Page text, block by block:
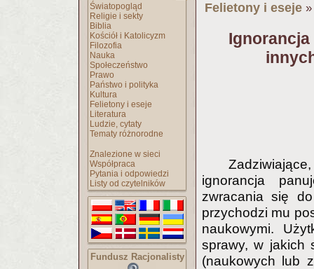
Światopogląd
Religie i sekty
Biblia
Kościół i Katolicyzm
Filozofia
Nauka
Społeczeństwo
Prawo
Państwo i polityka
Kultura
Felietony i eseje
Literatura
Ludzie, cytaty
Tematy różnorodne
Znalezione w sieci
Współpraca
Pytania i odpowiedzi
Listy od czytelników
Fundusz Racjonalisty
Felietony i eseje
Ignorancja
ignorancja
zwracania się
przychodzi mu
naukowymi.
sprawy, w jakich
(naukowych lub